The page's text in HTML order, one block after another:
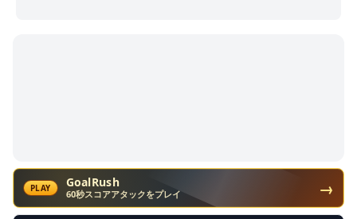
PLAY GoalRush
60秒スコアアタックをプレイ →